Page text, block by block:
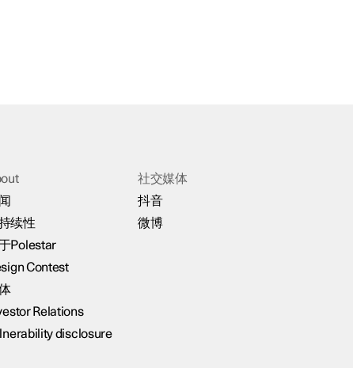
续性
Polestar
Contest
Relations
disclosure
社交媒体
抖音
微博